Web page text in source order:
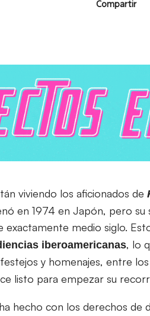
Compartir
viviendo los aficionados de
en 1974 en Japón, pero
exactamente medio siglo.
iberoamericanas, lo
y homenajes, entre
listo para empezar su
hecho con los derechos de